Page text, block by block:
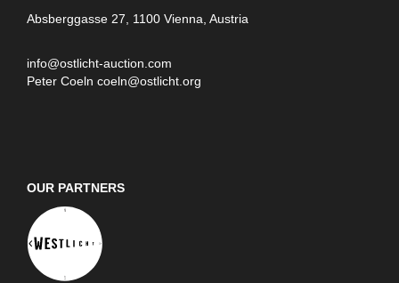
Absberggasse 27, 1100 Vienna, Austria
info@ostlicht-auction.com
Peter Coeln coeln@ostlicht.org
OUR PARTNERS